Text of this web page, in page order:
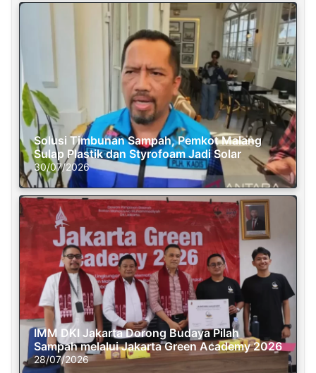
Solusi Timbunan Sampah, Pemkot Malang
Sulap Plastik dan Styrofoam Jadi Solar
30/07/2026
IMM DKI Jakarta Dorong Budaya Pilah
Sampah melalui Jakarta Green Academy 2026
28/07/2026